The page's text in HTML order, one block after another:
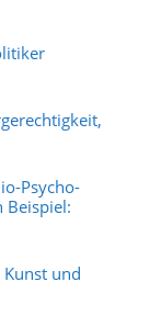
Psycho-
Beispiel:
und